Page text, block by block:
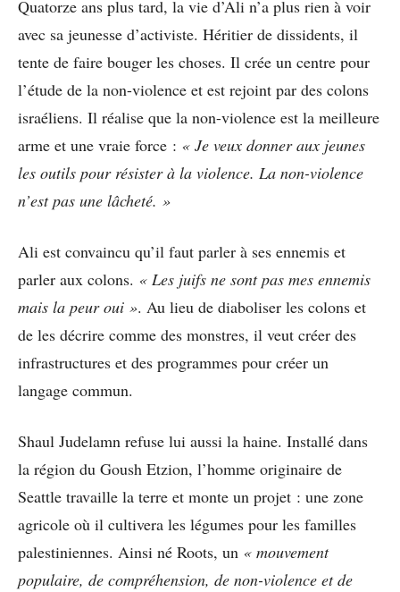
Quatorze ans plus tard, la vie d’Ali n’a plus rien à voir
avec sa jeunesse d’activiste. Héritier de dissidents, il
tente de faire bouger les choses. Il crée un centre pour
l’étude de la non-violence et est rejoint par des colons
israéliens. Il réalise que la non-violence est la meilleure
arme et une vraie force : « Je veux donner aux jeunes
les outils pour résister à la violence. La non-violence
n’est pas une lâcheté. »
Ali est convaincu qu’il faut parler à ses ennemis et
parler aux colons. « Les juifs ne sont pas mes ennemis
mais la peur oui ». Au lieu de diaboliser les colons et
de les décrire comme des monstres, il veut créer des
infrastructures et des programmes pour créer un
langage commun.
Shaul Judelamn refuse lui aussi la haine. Installé dans
la région du Goush Etzion, l’homme originaire de
Seattle travaille la terre et monte un projet : une zone
agricole où il cultivera les légumes pour les familles
palestiniennes. Ainsi né Roots, un « mouvement
populaire, de compréhension, de non-violence et de